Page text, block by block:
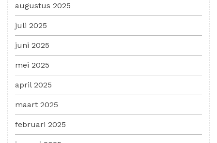
augustus 2025
juli 2025
juni 2025
mei 2025
april 2025
maart 2025
februari 2025